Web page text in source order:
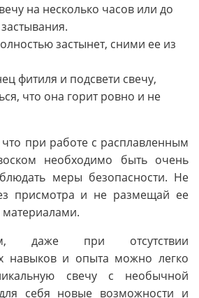
на несколько часов или до
застынет, сними ее из
фитиля и подсвети свечу,
что она горит ровно и не
при работе с расплавленным
необходимо быть очень
меры безопасности. Не
присмотра и не размещай ее
даже при отсутствии
навыков и опыта можно легко
свечу с необычной
себя новые возможности и